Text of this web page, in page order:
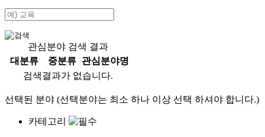
관심분야 검색 결과
대분류
중분류
관심분야명
검색결과가 없습니다.
선택된 분야 (선택분야는 최소 하나 이상 선택 하셔야 합니다.)
카테고리